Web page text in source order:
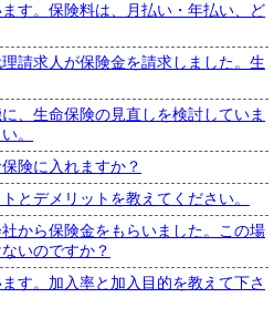
す。保険料は、月払い・年払い、ど
請求人が保険金を請求しました。生
、生命保険の見直しを検討していま
。
険に入れますか？
とデメリットを教えてください。
から保険金をもらいました。この場
いのですか？
す。加入率と加入目的を教えて下さ